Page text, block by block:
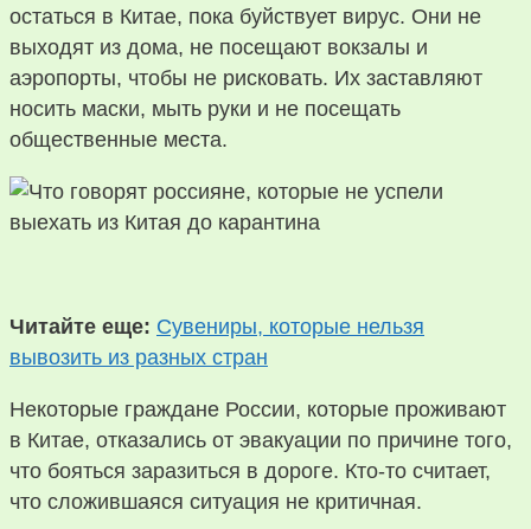
остаться в Китае, пока буйствует вирус. Они не
выходят из дома, не посещают вокзалы и
аэропорты, чтобы не рисковать. Их заставляют
носить маски, мыть руки и не посещать
общественные места.
Читайте еще: Сувениры, которые нельзя
вывозить из разных стран
Некоторые граждане России, которые проживают
в Китае, отказались от эвакуации по причине того,
что бояться заразиться в дороге. Кто-то считает,
что сложившаяся ситуация не критичная.